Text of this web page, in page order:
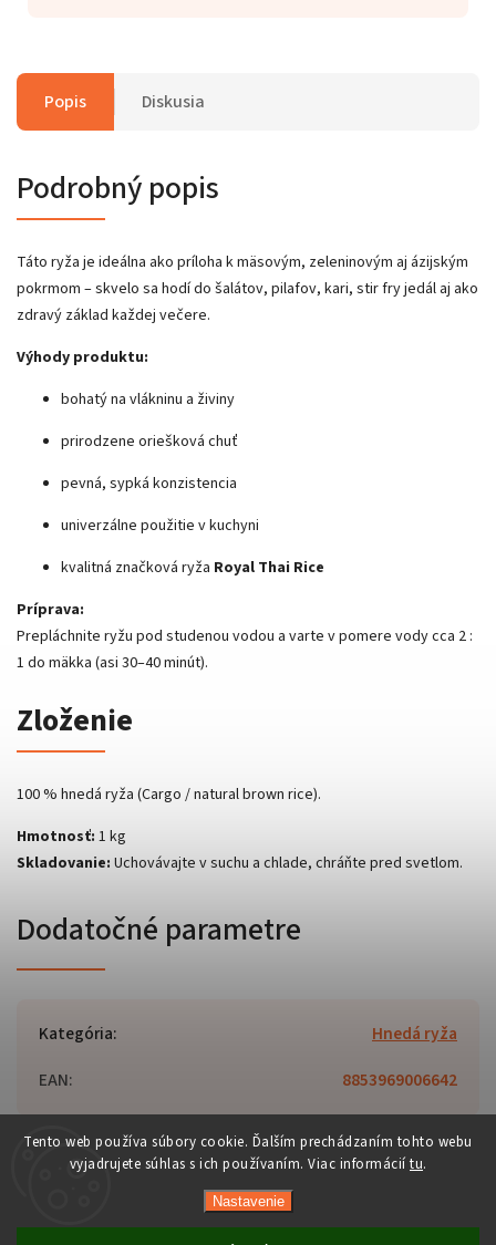
Tento web používa súbory cookie. Ďalším prechádzaním tohto webu
vyjadrujete súhlas s ich používaním. Viac informácií tu.
Nastavenie
Popis Diskusia
Podrobný popis
Táto ryža je ideálna ako príloha k mäsovým, zeleninovým aj ázijským
pokrmom – skvelo sa hodí do šalátov, pilafov, kari, stir fry jedál aj ako
zdravý základ každej večere.
Výhody produktu:
bohatý na vlákninu a živiny
prirodzene oriešková chuť
pevná, sypká konzistencia
univerzálne použitie v kuchyni
kvalitná značková ryža Royal Thai Rice
Príprava:
Prepláchnite ryžu pod studenou vodou a varte v pomere vody cca 2 :
1 do mäkka (asi 30–40 minút).
Zloženie
100 % hnedá ryža (Cargo / natural brown rice).
Hmotnosť: 1 kg
Skladovanie: Uchovávajte v suchu a chlade, chráňte pred svetlom.
Dodatočné parametre
Kategória:
Hnedá ryža
EAN: 8853969006642
Orient-Food.sk. Všetky práva vyhradené.
Upraviť nastavenie cookies